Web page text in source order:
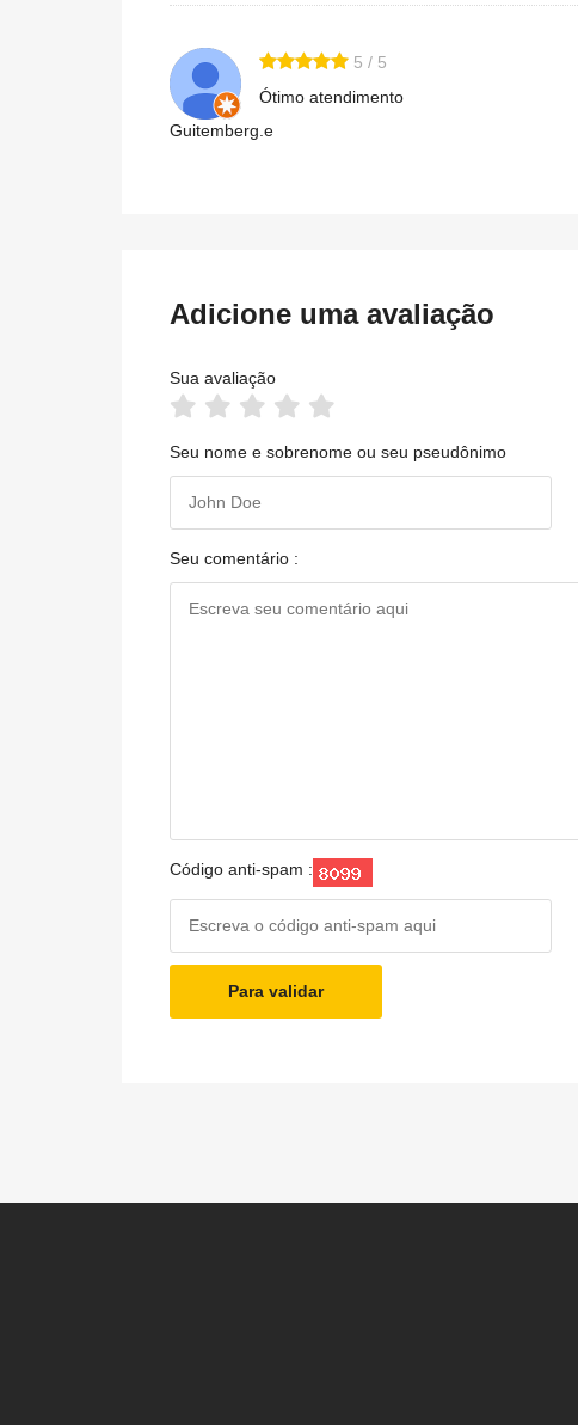
Guitemberg.e
5 / 5
Ótimo atendimento
Adicione uma avaliação
Sua avaliação
Seu nome e sobrenome ou seu pseudônimo
Seu comentário :
Código anti-spam :
Para validar